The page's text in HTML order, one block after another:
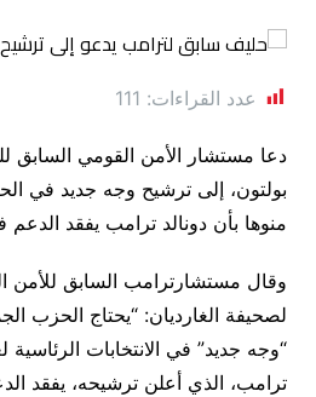
عدد القراءات: 111
دعا مستشار الأمن القومي السابق
بولتون، إلى ترشيح وجه جديد في
منوها بأن دونالد ترامب يفقد
وقال مستشارترامب السابق للأمن
لصحيفة الغارديان: “يحتاج الحزب
ترامب، الذي أعلن ترشيحه، يفقد